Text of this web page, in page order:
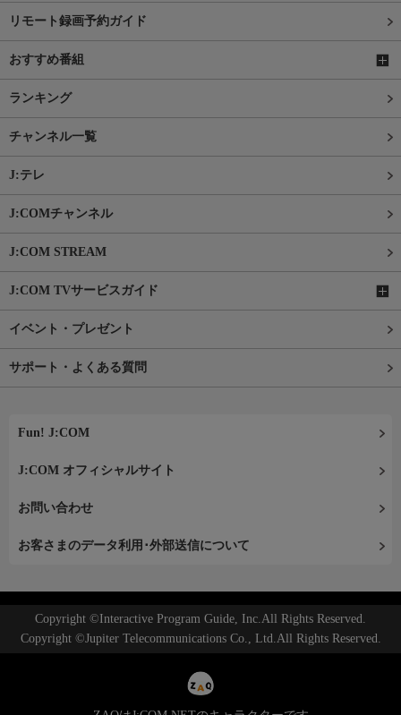
リモート録画予約ガイド
おすすめ番組
ランキング
チャンネル一覧
J:テレ
J:COMチャンネル
J:COM STREAM
J:COM TVサービスガイド
イベント・プレゼント
サポート・よくある質問
Fun! J:COM
J:COM オフィシャルサイト
お問い合わせ
お客さまのデータ利用･外部送信について
Copyright ©Interactive Program Guide, Inc.All Rights Reserved.
Copyright ©Jupiter Telecommunications Co., Ltd.All Rights Reserved.